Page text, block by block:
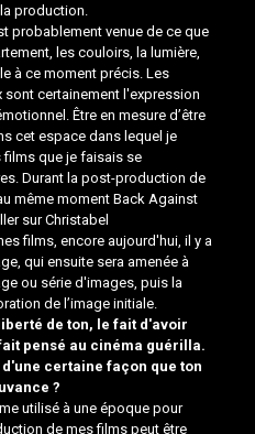
production.
probablement venue de ce que
les couloirs, la lumière,
à ce moment précis. Les
certainement l'expression
Être en mesure d’être
cet espace dans lequel je
que je faisais se
Durant la post-production de
même momentBack Against
sur Christabel
films, encore aujourd'hui, il y a
qui ensuite sera amenée à
ou série d'images, puis la
de l’image initiale.
de ton, le fait d'avoir
pensé au cinéma guérilla.
certaine façon que ton
?
utilisé à une époque pour
de mes films peut être